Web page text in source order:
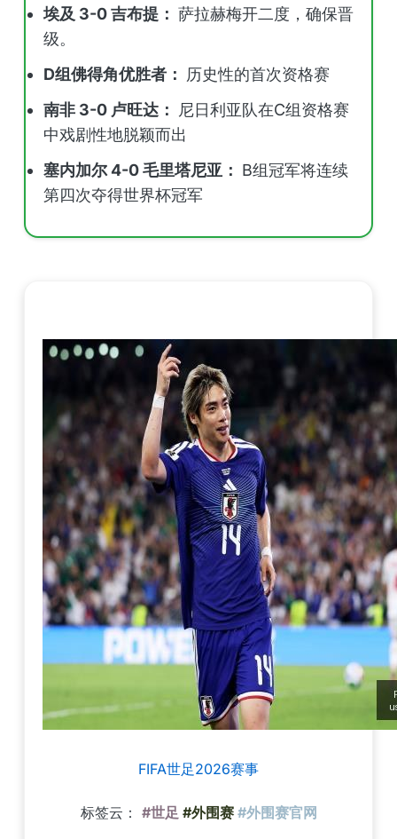
埃及 3-0 吉布提： 萨拉赫梅开二度，确保晋
级。
D组佛得角优胜者： 历史性的首次资格赛
南非 3-0 卢旺达：
尼日利亚队在C组资格赛
中戏剧性地脱颖而出
塞内加尔 4-0 毛里塔尼亚： B组冠军将连续
第四次夺得世界杯冠军
FIFA世足2026赛事
标签云： #世足 #外围赛 #外围赛官网